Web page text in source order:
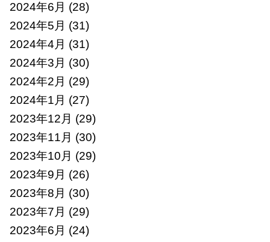
2024年6月 (28)
2024年5月 (31)
2024年4月 (31)
2024年3月 (30)
2024年2月 (29)
2024年1月 (27)
2023年12月 (29)
2023年11月 (30)
2023年10月 (29)
2023年9月 (26)
2023年8月 (30)
2023年7月 (29)
2023年6月 (24)